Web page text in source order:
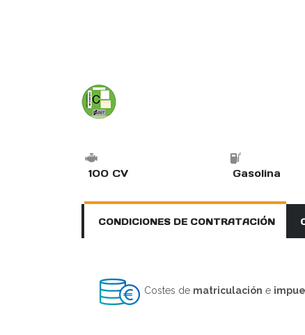
100 CV Gasolina
CONDICIONES DE CONTRATACIÓN
Costes de matriculación e